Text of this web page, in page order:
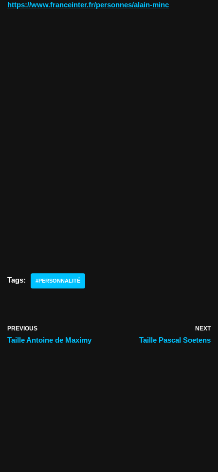
https://www.franceinter.fr/personnes/alain-minc
Tags: #PERSONNALITÉ
PREVIOUS
Taille Antoine de Maximy
NEXT
Taille Pascal Soetens